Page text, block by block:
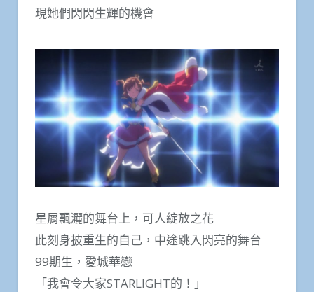
現她們閃閃生輝的機會
星屑飄灑的舞台上，可人綻放之花
此刻身披重生的自己，中途跳入閃亮的舞台
99期生，愛城華戀
「我會令大家STARLIGHT的！」